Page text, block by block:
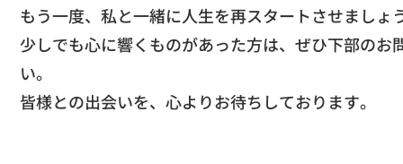
もう一度、私と一緒に人生を再スタートさせましょ
​少しでも心に響くものがあった方は、 ぜひ下部のお
い。
​皆様との出会いを、心よりお待ちしております。